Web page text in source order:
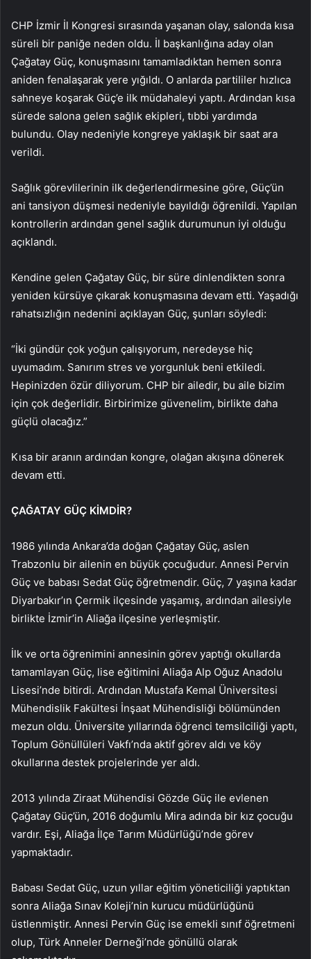
CHP İzmir İl Kongresi sırasında yaşanan olay, salonda kısa
süreli bir paniğe neden oldu. İl başkanlığına aday olan
Çağatay Güç, konuşmasını tamamladıktan hemen sonra
aniden fenalaşarak yere yığıldı. O anlarda partililer hızlıca
sahneye koşarak Güç’e ilk müdahaleyi yaptı. Ardından kısa
sürede salona gelen sağlık ekipleri, tıbbi yardımda
bulundu. Olay nedeniyle kongreye yaklaşık bir saat ara
verildi.
Sağlık görevlilerinin ilk değerlendirmesine göre, Güç’ün
ani tansiyon düşmesi nedeniyle bayıldığı öğrenildi. Yapılan
kontrollerin ardından genel sağlık durumunun iyi olduğu
açıklandı.
Kendine gelen Çağatay Güç, bir süre dinlendikten sonra
yeniden kürsüye çıkarak konuşmasına devam etti. Yaşadığı
rahatsızlığın nedenini açıklayan Güç, şunları söyledi:
“İki gündür çok yoğun çalışıyorum, neredeyse hiç
uyumadım. Sanırım stres ve yorgunluk beni etkiledi.
Hepinizden özür diliyorum. CHP bir ailedir, bu aile bizim
için çok değerlidir. Birbirimize güvenelim, birlikte daha
güçlü olacağız.”
Kısa bir aranın ardından kongre, olağan akışına dönerek
devam etti.
ÇAĞATAY GÜÇ KİMDİR?
1986 yılında Ankara’da doğan Çağatay Güç, aslen
Trabzonlu bir ailenin en büyük çocuğudur. Annesi Pervin
Güç ve babası Sedat Güç öğretmendir. Güç, 7 yaşına kadar
Diyarbakır’ın Çermik ilçesinde yaşamış, ardından ailesiyle
birlikte İzmir’in Aliağa ilçesine yerleşmiştir.
İlk ve orta öğrenimini annesinin görev yaptığı okullarda
tamamlayan Güç, lise eğitimini Aliağa Alp Oğuz Anadolu
Lisesi’nde bitirdi. Ardından Mustafa Kemal Üniversitesi
Mühendislik Fakültesi İnşaat Mühendisliği bölümünden
mezun oldu. Üniversite yıllarında öğrenci temsilciliği yaptı,
Toplum Gönüllüleri Vakfı’nda aktif görev aldı ve köy
okullarına destek projelerinde yer aldı.
2013 yılında Ziraat Mühendisi Gözde Güç ile evlenen
Çağatay Güç’ün, 2016 doğumlu Mira adında bir kız çocuğu
vardır. Eşi, Aliağa İlçe Tarım Müdürlüğü’nde görev
yapmaktadır.
Babası Sedat Güç, uzun yıllar eğitim yöneticiliği yaptıktan
sonra Aliağa Sınav Koleji’nin kurucu müdürlüğünü
üstlenmiştir. Annesi Pervin Güç ise emekli sınıf öğretmeni
olup, Türk Anneler Derneği’nde gönüllü olarak